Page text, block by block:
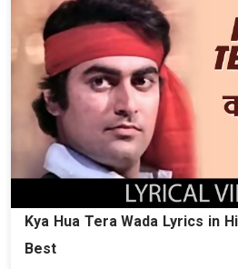
Kya Hua Tera Wada Lyrics in
Best